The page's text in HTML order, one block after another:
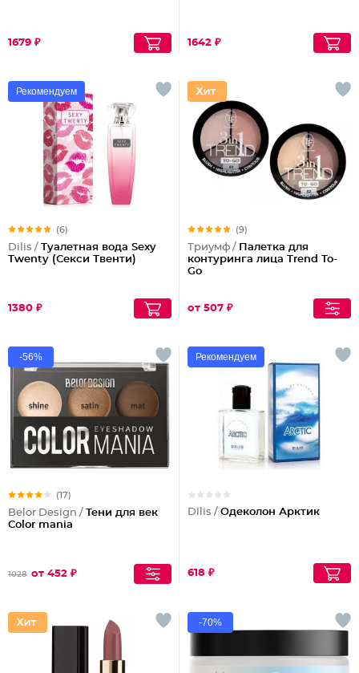
1679 ₽ 1642 ₽
Рекомендуем
(6)
Dilis / Туалетная вода Sexy
Twenty (Секси Твенти)
1380 ₽
(9)
Триумф / Палетка для
контуринга лица Trend To-
Go
от 507 ₽
-56%
(17)
Belor Design / Тени для век
Color mania
1028 от 452 ₽
Рекомендуем
Dilis / Одеколон Арктик
618 ₽
-70%